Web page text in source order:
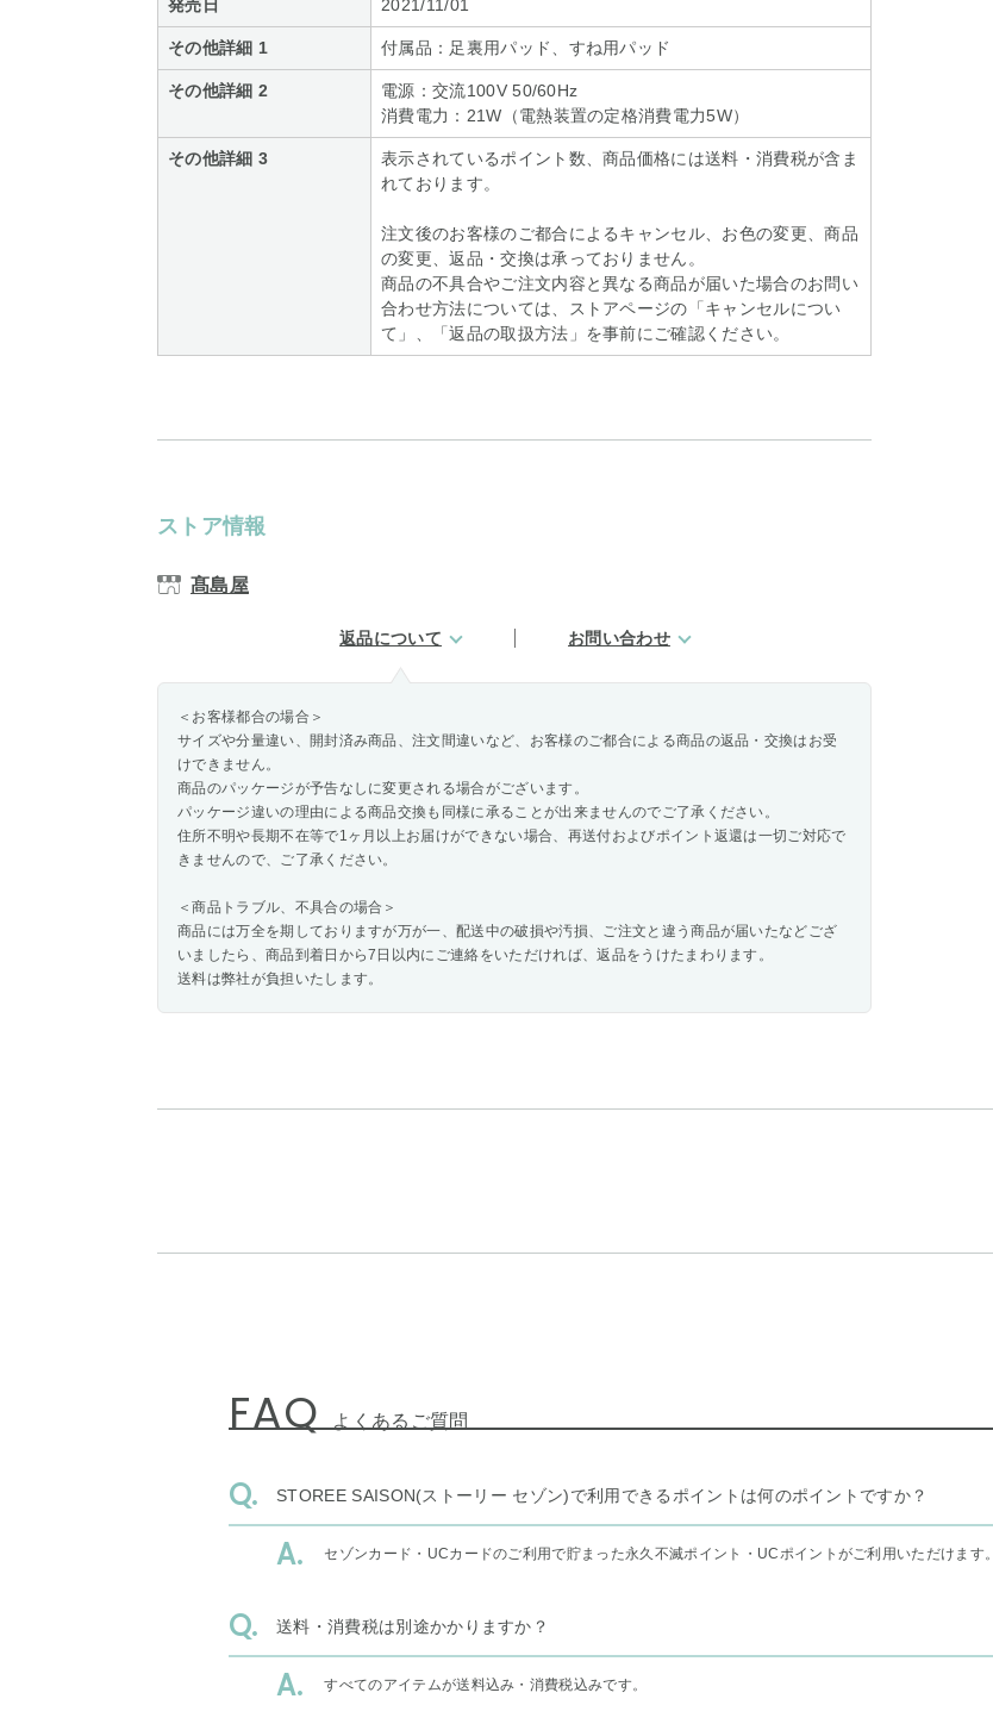
発売日 2021/11/01
その他詳細 1 付属品：足裏用パッド、すね用パッド
その他詳細 2
電源：交流100V 50/60Hz
消費電力：21W（電熱装置の定格消費電力5W）
その他詳細 3
表示されているポイント数、商品価格には送料・消費税が含ま
れております。
注文後のお客様のご都合によるキャンセル、お色の変更、商品
の変更、返品・交換は承っておりません。
商品の不具合やご注文内容と異なる商品が届いた場合のお問い
合わせ方法については、ストアページの「キャンセルについ
て」、「返品の取扱方法」を事前にご確認ください。
ストア情報
髙島屋
返品について お問い合わせ
＜お客様都合の場合＞
サイズや分量違い、開封済み商品、注文間違いなど、お客様のご都合による商品の返品・交換はお受
けできません。
商品のパッケージが予告なしに変更される場合がございます。
パッケージ違いの理由による商品交換も同様に承ることが出来ませんのでご了承ください。
住所不明や長期不在等で1ヶ月以上お届けができない場合、再送付およびポイント返還は一切ご対応で
きませんので、ご了承ください。
＜商品トラブル、不具合の場合＞
商品には万全を期しておりますが万が一、配送中の破損や汚損、ご注文と違う商品が届いたなどござ
いましたら、商品到着日から7日以内にご連絡をいただければ、返品をうけたまわります。
送料は弊社が負担いたします。
FAQ よくあるご質問
STOREE SAISON(ストーリー セゾン)で利用できるポイントは何のポイントですか？
セゾンカード・UCカードのご利用で貯まった永久不滅ポイント・UCポイントがご利用いただけます。
送料・消費税は別途かかりますか？
すべてのアイテムが送料込み・消費税込みです。